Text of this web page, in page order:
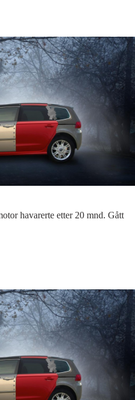
havarerte etter 20 mnd. Gått